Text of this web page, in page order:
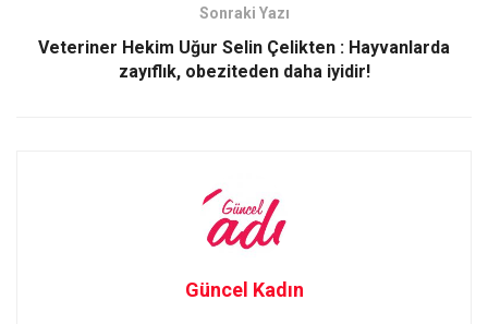
Sonraki Yazı
Veteriner Hekim Uğur Selin Çelikten : Hayvanlarda
zayıflık, obeziteden daha iyidir!
Güncel Kadın